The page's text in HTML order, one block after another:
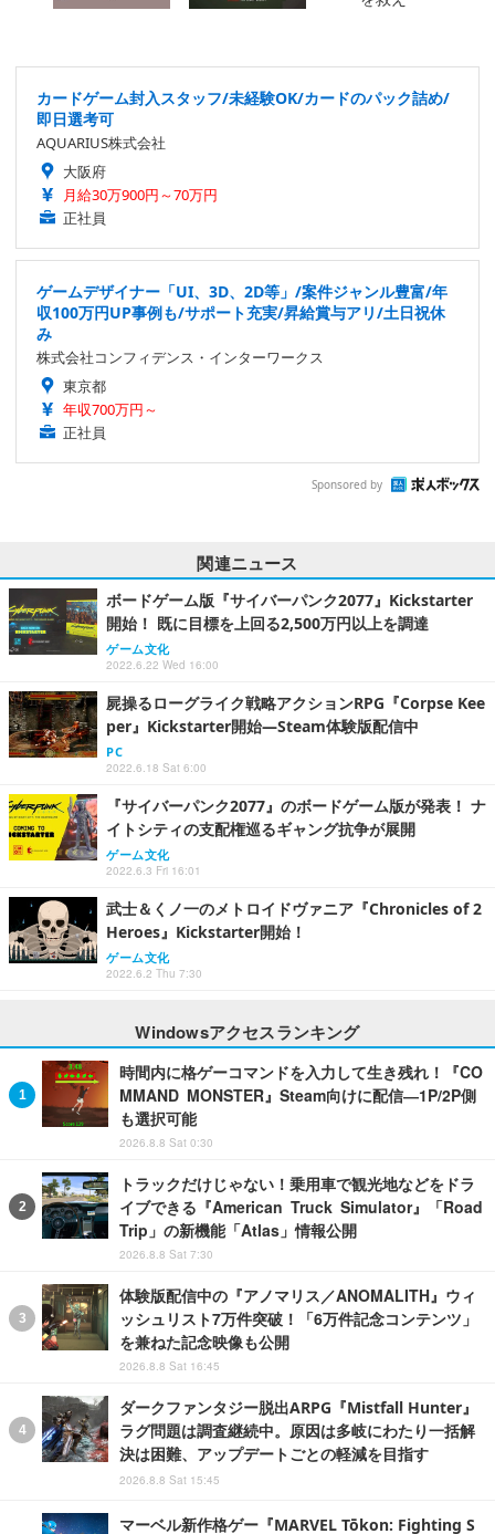
カードゲーム封入スタッフ/未経験OK/カードのパック詰め/
即日選考可
AQUARIUS株式会社
大阪府
月給30万900円～70万円
正社員
ゲームデザイナー「UI、3D、2D等」/案件ジャンル豊富/年
収100万円UP事例も/サポート充実/昇給賞与アリ/土日祝休
み
株式会社コンフィデンス・インターワークス
東京都
年収700万円～
正社員
Sponsored by
関連ニュース
ボードゲーム版『サイバーパンク2077』Kickstarter
開始！ 既に目標を上回る2,500万円以上を調達
ゲーム文化
2022.6.22 Wed 16:00
屍操るローグライク戦略アクションRPG『Corpse Kee
per』Kickstarter開始―Steam体験版配信中
PC
2022.6.18 Sat 6:00
『サイバーパンク2077』のボードゲーム版が発表！ ナ
イトシティの支配権巡るギャング抗争が展開
ゲーム文化
2022.6.3 Fri 16:01
武士＆くノ一のメトロイドヴァニア『Chronicles of 2
Heroes』Kickstarter開始！
ゲーム文化
2022.6.2 Thu 7:30
Windowsアクセスランキング
時間内に格ゲーコマンドを入力して生き残れ！『CO
MMAND MONSTER』Steam向けに配信―1P/2P側
も選択可能
2026.8.8 Sat 0:30
トラックだけじゃない！乗用車で観光地などをドラ
イブできる『American Truck Simulator』「Road
Trip」の新機能「Atlas」情報公開
2026.8.8 Sat 7:30
体験版配信中の『アノマリス／ANOMALITH』ウィ
ッシュリスト7万件突破！「6万件記念コンテンツ」
を兼ねた記念映像も公開
2026.8.8 Sat 16:45
ダークファンタジー脱出ARPG『Mistfall Hunter』
ラグ問題は調査継続中。原因は多岐にわたり一括解
決は困難、アップデートごとの軽減を目指す
2026.8.8 Sat 15:45
マーベル新作格ゲー『MARVEL Tōkon: Fighting S